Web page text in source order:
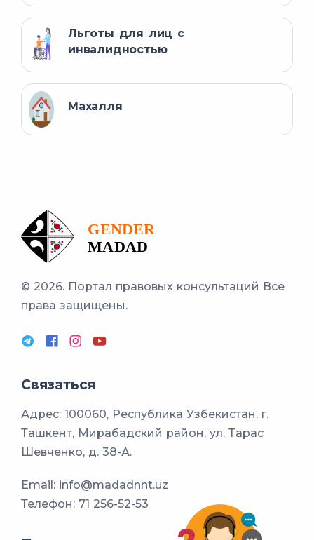
Льготы для лиц с
инвалидностью
Махалля
© 2026. Портал правовых консультаций Все
права защищены.
Связаться
Адрес: 100060, Республика Узбекистан, г.
Ташкент, Мирабадский район, ул. Тарас
Шевченко, д. 38-А.
Email: info@madadnnt.uz
Телефон: 71 256-52-53